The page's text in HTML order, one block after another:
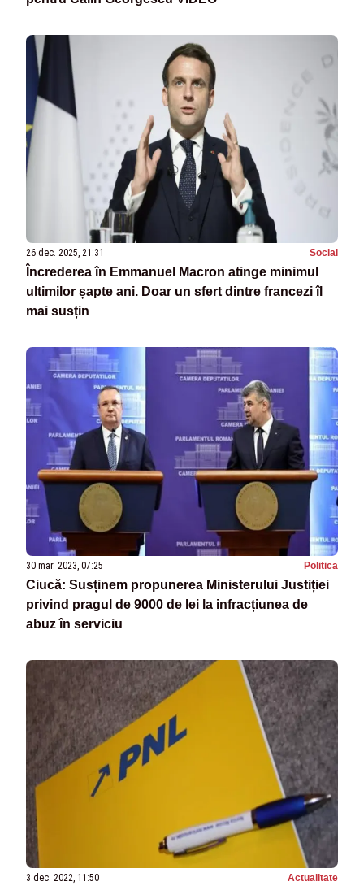
26 dec. 2025, 21:31 Social
Încrederea în Emmanuel Macron atinge minimul
ultimilor șapte ani. Doar un sfert dintre francezi îl
mai susțin
30 mar. 2023, 07:25 Politica
Ciucă: Susținem propunerea Ministerului Justiției
privind pragul de 9000 de lei la infracțiunea de
abuz în serviciu
3 dec. 2022, 11:50 Actualitate